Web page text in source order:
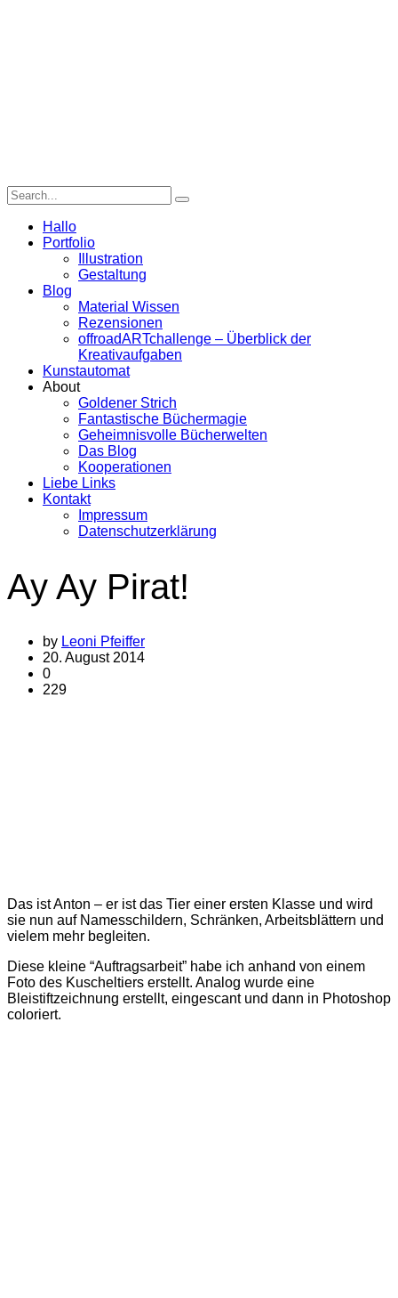
Hallo
Portfolio
Illustration
Gestaltung
Blog
Material Wissen
Rezensionen
offroadARTchallenge – Überblick der
Kreativaufgaben
Kunstautomat
About
Goldener Strich
Fantastische Büchermagie
Geheimnisvolle Bücherwelten
Das Blog
Kooperationen
Liebe Links
Kontakt
Impressum
Datenschutzerklärung
Ay Ay Pirat!
by Leoni Pfeiffer
20. August 2014
0
229
Das ist Anton – er ist das Tier einer ersten Klasse und wird
sie nun auf Namesschildern, Schränken, Arbeitsblättern und
vielem mehr begleiten.
Diese kleine “Auftragsarbeit” habe ich anhand von einem
Foto des Kuscheltiers erstellt. Analog wurde eine
Bleistiftzeichnung erstellt, eingescant und dann in Photoshop
coloriert.